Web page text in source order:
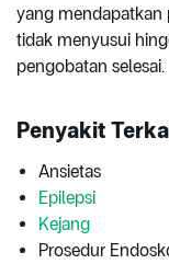
yang mendapatkan
tidak menyusui
pengobatan selesai.
Penyakit
Ansietas
Epilepsi
Kejang
Prosedur